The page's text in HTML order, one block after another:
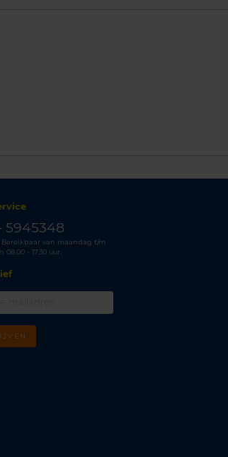
5945348
Bereikbaar van maandag t/m
- 17.30 uur.